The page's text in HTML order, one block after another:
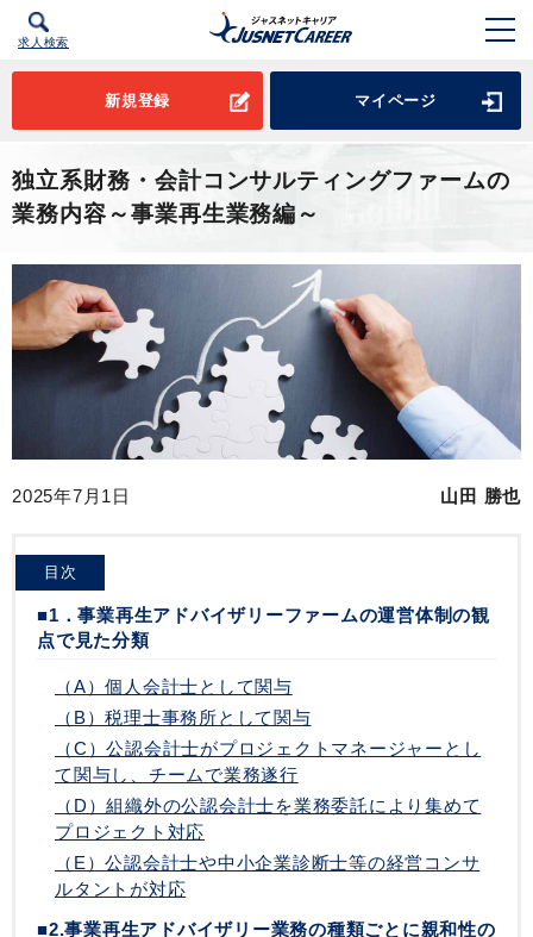
求人検索
新規登録 マイページ
独立系財務・会計コンサルティングファームの
業務内容～事業再生業務編～
2025年7月1日 山田 勝也
目次
■1．事業再生アドバイザリーファームの運営体制の観
点で見た分類
（A）個人会計士として関与
（B）税理士事務所として関与
（C）公認会計士がプロジェクトマネージャーとし
て関与し、チームで業務遂行
（D）組織外の公認会計士を業務委託により集めて
プロジェクト対応
（E）公認会計士や中小企業診断士等の経営コンサ
ルタントが対応
■2.事業再生アドバイザリー業務の種類ごとに親和性の